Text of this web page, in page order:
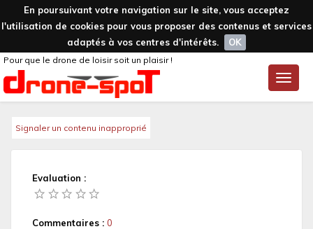
En poursuivant votre navigation sur le site, vous acceptez
l'utilisation de cookies pour vous proposer des contenus et services
adaptés à vos centres d'intérêts.
OK
Toggle
Pour que le drone de loisir soit un plaisir !
Signaler un contenu inapproprié
Evaluation :
Commentaires : 0